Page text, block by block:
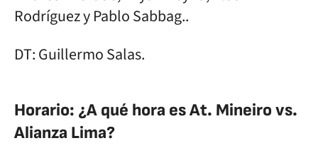
Rodríguez y Pablo Sabbag..
DT: Guillermo Salas.
Horario: ¿A qué hora es At. Mineiro vs.
Alianza Lima?